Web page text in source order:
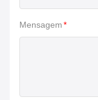
Mensagem*